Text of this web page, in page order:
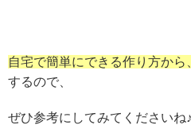
自宅で簡単にできる作り方か
するので、
ぜひ参考にしてみてくださいね♪